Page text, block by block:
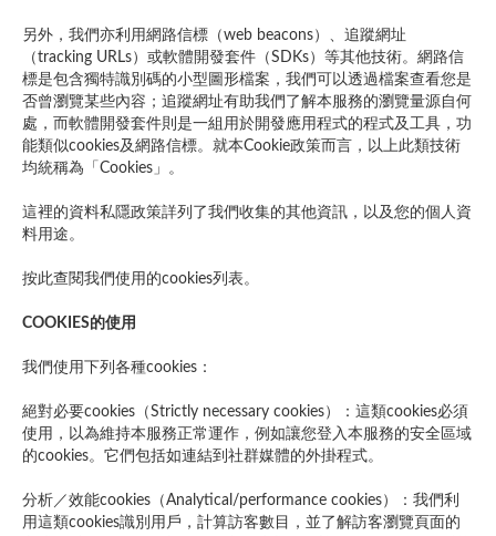
另外，我們亦利用網路信標（web beacons）、追蹤網址
（tracking URLs）或軟體開發套件（SDKs）等其他技術。網路信
標是包含獨特識別碼的小型圖形檔案，我們可以透過檔案查看您是
否曾瀏覽某些內容；追蹤網址有助我們了解本服務的瀏覽量源自何
處，而軟體開發套件則是一組用於開發應用程式的程式及工具，功
能類似cookies及網路信標。就本Cookie政策而言，以上此類技術
均統稱為「Cookies」。
這裡的資料私隱政策詳列了我們收集的其他資訊，以及您的個人資
料用途。
按此查閱我們使用的cookies列表。
COOKIES的使用
我們使用下列各種cookies：
絕對必要cookies（Strictly necessary cookies）：這類cookies必須
使用，以為維持本服務正常運作，例如讓您登入本服務的安全區域
的cookies。它們包括如連結到社群媒體的外掛程式。
分析／效能cookies（Analytical/performance cookies）：我們利
用這類cookies識別用戶，計算訪客數目，並了解訪客瀏覽頁面的